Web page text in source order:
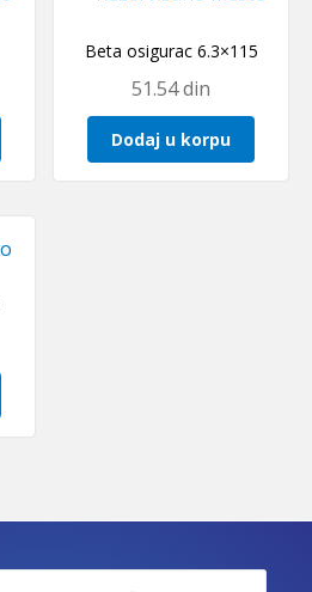
Beta osigurac 6.3×115
51.54din
Dodaj u korpu